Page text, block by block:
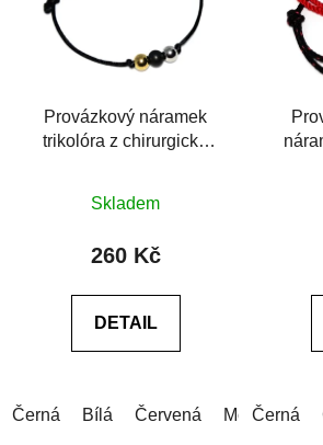
Provázkový náramek
trikolóra z chirurgické
hodnocení
produktu
z
Skladem
260 Kč
DETAIL
Černá Bílá Červená ModráČerná